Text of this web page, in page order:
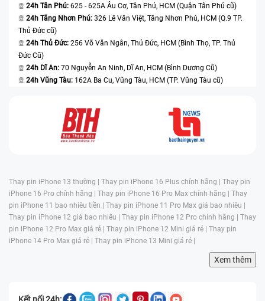
24h Tân Phú: 625 - 625A Âu Cơ, Tân Phú, HCM (Quận Tân Phú cũ)
24h Tăng Nhơn Phú: 326 Lê Văn Việt, Tăng Nhơn Phú, HCM (Q.9 TP.
Thủ Đức cũ)
24h Thủ Đức: 256 Võ Văn Ngân, Thủ Đức, HCM (Bình Thọ, TP. Thủ
Đức Cũ)
24h Dĩ An: 70 Nguyễn An Ninh, Dĩ An, HCM (Bình Dương Cũ)
24h Vũng Tàu: 162A Ba Cu, Vũng Tàu, HCM (TP. Vũng Tàu cũ)
Thay pin iPhone 13 thường | Thay pin iPhone 16 Plus chính hãng | Thay pin
iPhone 16 Pro chính hãng | Thay pin iPhone 16 Pro Max chính hãng | Thay
pin iPhone 11 bao nhiêu tiền | Thay pin iPhone 11 Pro Max giá bao nhiêu |
Thay pin iPhone 12 giá bao nhiêu | Thay pin iPhone 12 Pro chính hãng | Thay
pin iPhone 12 Pro Max giá rẻ | Thay pin iPhone 12 Mini giá rẻ | Thay pin
iPhone 14 Pro Max giá rẻ | Thay pin iPhone 13 Mini giá rẻ |
Xem thêm